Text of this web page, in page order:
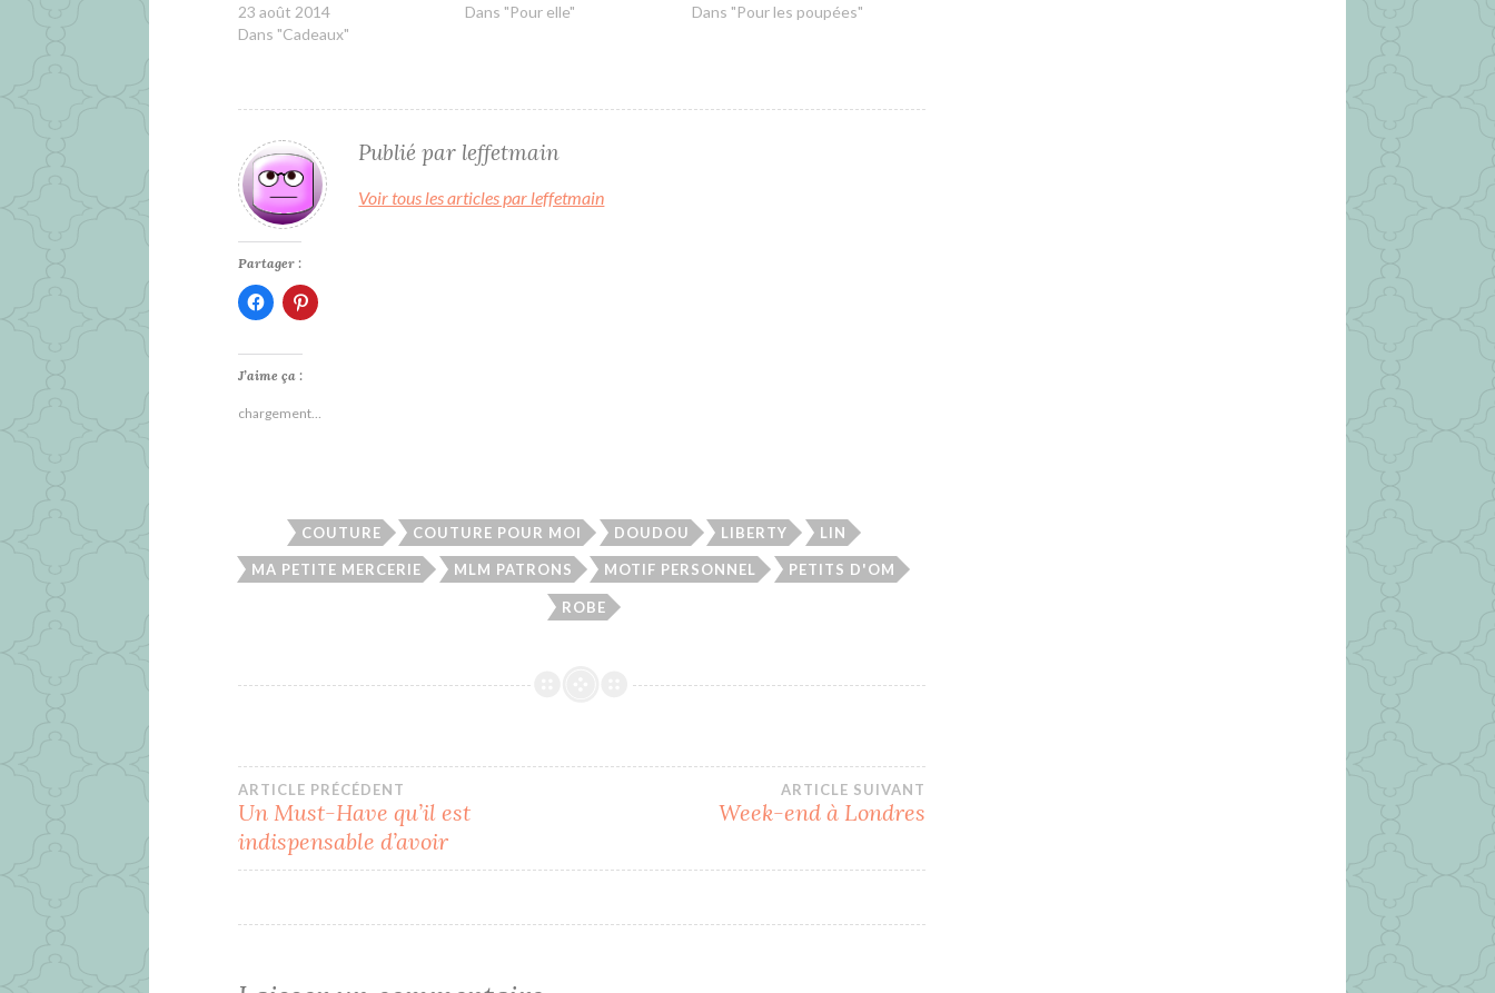
23 août 2014
Dans "Cadeaux"
Dans "Pour elle"
Dans "Pour les poupées"
Publié par leffetmain
Voir tous les articles par leffetmain
Partager :
Cliquez
pour
Facebook(ouvre
dans
une
fenêtre)
Cliquez
pour
fenêtre)
J’aime ça :
chargement…
COUTURE COUTURE POUR MOI DOUDOU LIBERTY LIN
MA PETITE MERCERIE MLM PATRONS MOTIF PERSONNEL PETITS D'OM
ROBE
Navigation
de
ARTICLE PRÉCÉDENT
Un Must-Have qu’il est
indispensable d’avoir
ARTICLE SUIVANT
Week-end à Londres